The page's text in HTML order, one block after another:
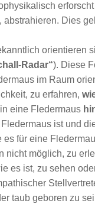
abstrahieren. Dies
Radar“). Diese
im Raum
zu erfahren,
eine Fledermaus
ist und
es für eine
nicht möglich, zu
es ist, zu sehen
taub geboren zu